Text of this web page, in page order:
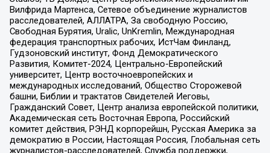
Вилфрида Мартенса, Сетевое объединение журналистов
расследователей, АЛЛАТРА, За свободную Россию,
Свободная Бурятия, Uralic, UnKremlin, Международная
федерация транспортных рабочих, ИстЧам Финланд,
Гудзоновский институт, Фонд Демократического
Развития, Комитет-2024, Центрально-Европейский
университет, Центр восточноевропейских и
международных исследований, Общество Сторожевой
башни, Библии и трактатов Свидетелей Иеговы,
Гражданский Совет, Центр анализа европейской политики,
Академическая сеть Восточная Европа, Российский
комитет действия, РЭНД корпорейшн, Русская Америка за
демократию в России, Настоящая Россия, Глобальная сеть
журналистов-расследователей, Служба поддержки,